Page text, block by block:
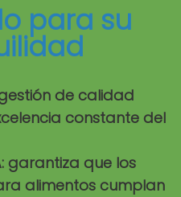
para su
gestión de calidad
constante del
garantiza que los
alimentos cumplan